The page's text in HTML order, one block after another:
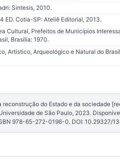
Sintesis, 2010.
ED. Cotia-SP: Ateliê Editorial, 2013.
Cultural, Prefeitos de Municípios
Brasília: 1970.
Artístico, Arqueológico e Natural do
reconstrução do Estado e da sociedade
de São Paulo, 2023.
978-65-272-0196-0. DOI: 10.29327/